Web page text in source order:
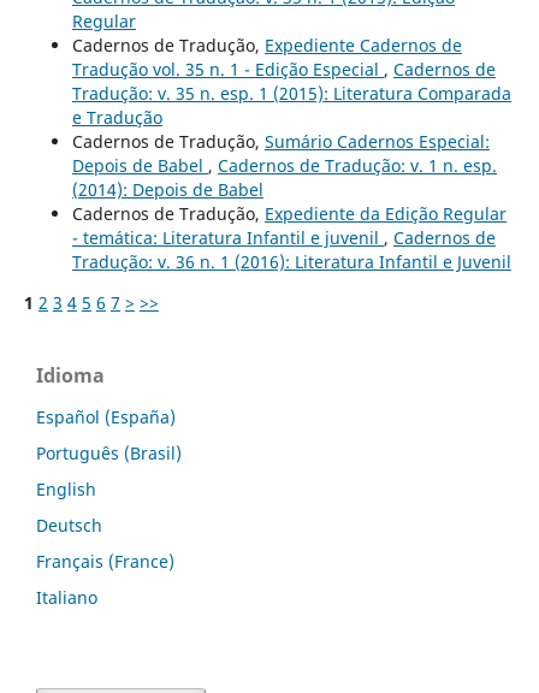
Regular
Cadernos de Tradução, Expediente Cadernos de
Tradução vol. 35 n. 1 - Edição Especial , Cadernos de
Tradução: v. 35 n. esp. 1 (2015): Literatura Comparada
e Tradução
Cadernos de Tradução, Sumário Cadernos Especial:
Depois de Babel , Cadernos de Tradução: v. 1 n. esp.
(2014): Depois de Babel
Cadernos de Tradução, Expediente da Edição Regular
- temática: Literatura Infantil e juvenil , Cadernos de
Tradução: v. 36 n. 1 (2016): Literatura Infantil e Juvenil
1 2 3 4 5 6 7 > >>
Idioma
Español (España)
Português (Brasil)
English
Deutsch
Français (France)
Italiano